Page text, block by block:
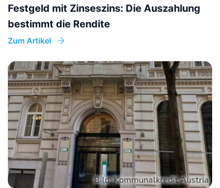
Festgeld mit Zinseszins: Die Auszahlung
bestimmt die Rendite
Zum Artikel